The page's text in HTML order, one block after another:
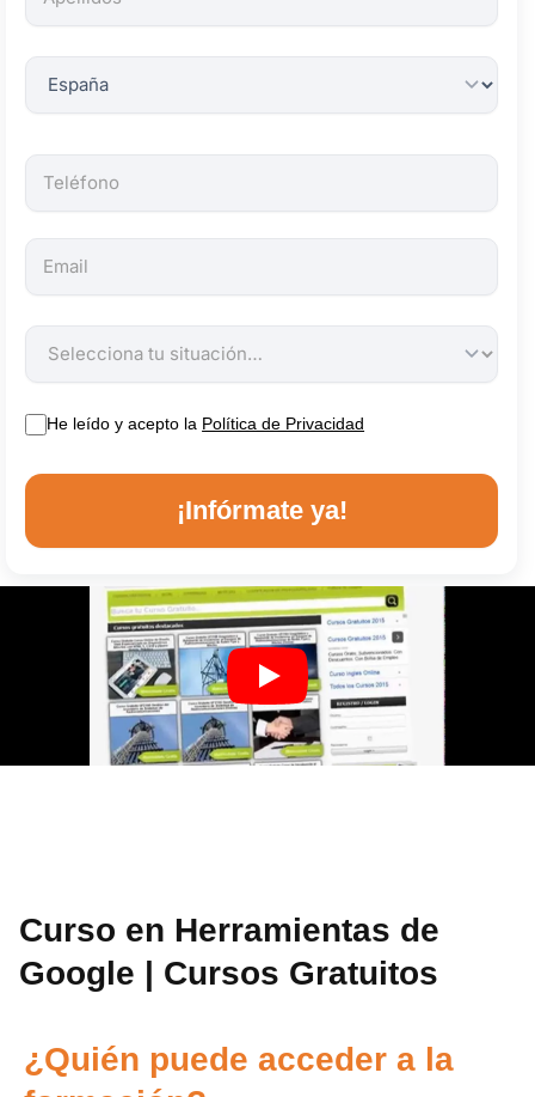
obligatorios.
He leído y acepto la Política de Privacidad
¡Infórmate ya!
Curso en Herramientas de
Google | Cursos Gratuitos
¿Quién puede acceder a la